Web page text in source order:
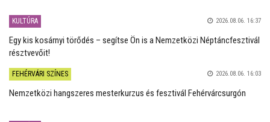
KULTÚRA 2026.08.06. 16:37
Egy kis kosárnyi törődés – segítse Ön is a Nemzetközi Néptáncfesztivál
résztvevőit!
FEHÉRVÁRI SZÍNES 2026.08.06. 16:03
Nemzetközi hangszeres mesterkurzus és fesztivál Fehérvárcsurgón